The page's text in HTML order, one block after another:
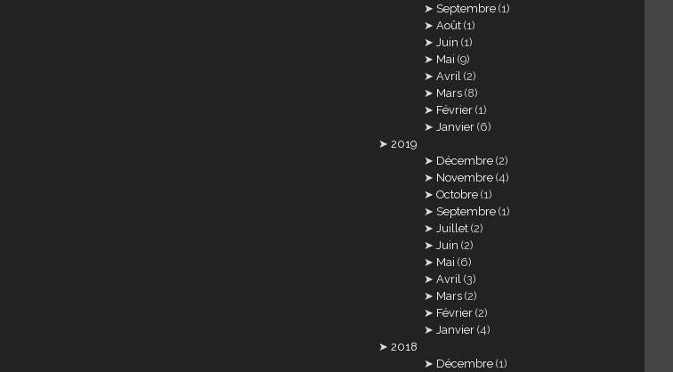
Septembre (1)
Août (1)
Juin (1)
Mai (9)
Avril (2)
Mars (8)
Février (1)
Janvier (6)
2019
Décembre (2)
Novembre (4)
Octobre (1)
Septembre (1)
Juillet (2)
Juin (2)
Mai (6)
Avril (3)
Mars (2)
Février (2)
Janvier (4)
2018
Décembre (1)